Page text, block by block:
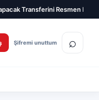
Transferini Resmen Duyurdu
Şifremi unuttum ⌕